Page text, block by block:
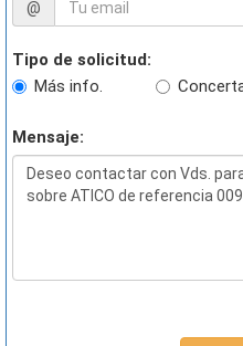
@
Tipo de solicitud:
Más info.
Mensaje: